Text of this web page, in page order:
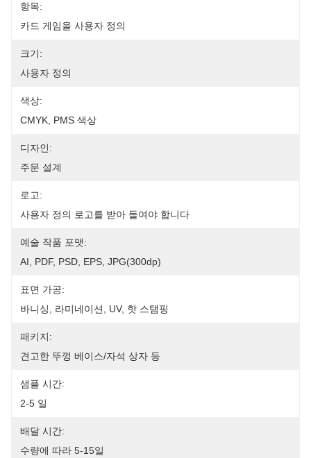
항목:
카드 게임을 사용자 정의
크기:
사용자 정의
색상:
CMYK, PMS 색상
디자인:
주문 설계
로고:
사용자 정의 로고를 받아 들여야 합니다
예술 작품 포맷:
AI, PDF, PSD, EPS, JPG(300dp)
표면 가공:
바니싱, 라미네이션, UV, 핫 스탬핑
패키지:
견고한 뚜껑 베이스/자석 상자 등
샘플 시간:
2-5 일
배달 시간:
수량에 따라 5-15일